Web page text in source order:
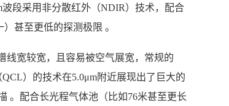
段采用非分散红外（NDIR）技术，配合
甚至更低的探测极限 。
线宽较宽，且容易被空气展宽，常规的
）的技术在5.0μm附近展现出了巨大的
。配合长光程气体池（比如76米甚至更长